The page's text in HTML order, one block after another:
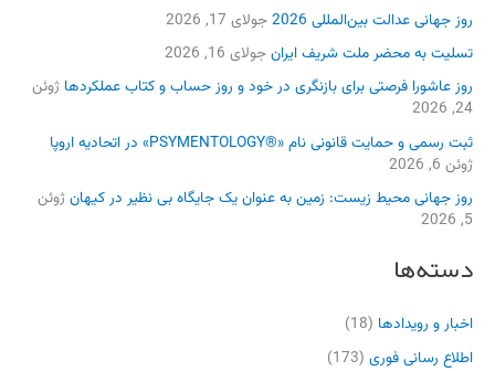
روز جهانی عدالت بین‌المللی 2026
جولای 17, 2026
تسلیت به محضر ملت شریف ایرانجولای 16, 2026
روز عاشورا فرصتی برای بازنگری در خود و روز حساب و کتاب عملکردها ژوئن
24, 2026
ثبت رسمی و حمایت قانونی نام «®PSYMENTOLOGY» در اتحادیه اروپا
ژوئن 6, 2026
روز جهانی محیط زیست: زمین به عنوان یک جایگاه بی نظیر در کیهانژوئن
5, 2026
دسته‌ها
اخبار و رویدادها (18)
اطلاع رسانی فوری (173)